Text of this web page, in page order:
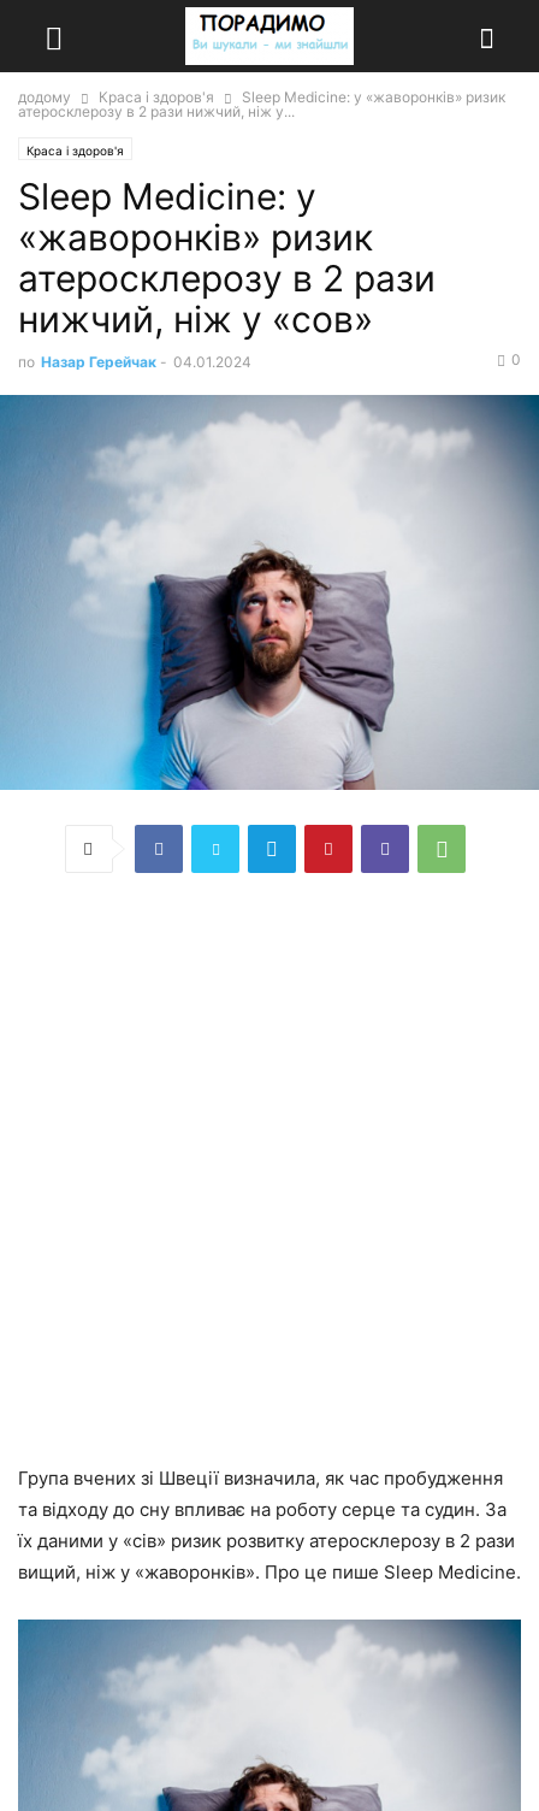
додому Краса і здоров'я
Sleep Medicine: у «жаворонків» ризик
атеросклерозу в 2 рази нижчий, ніж у...
Краса і здоров'я
Sleep Medicine: у
«жаворонків» ризик
атеросклерозу в 2 рази
нижчий, ніж у «сов»
по Назар Герейчак - 04.01.2024 0
Група вчених зі Швеції визначила, як час пробудження
та відходу до сну впливає на роботу серце та судин. За
їх даними у «сів» ризик розвитку атеросклерозу в 2 рази
вищий, ніж у «жаворонків». Про це пише Sleep Medicine.